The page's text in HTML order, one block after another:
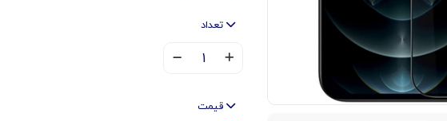
تعداد
۱
قیمت